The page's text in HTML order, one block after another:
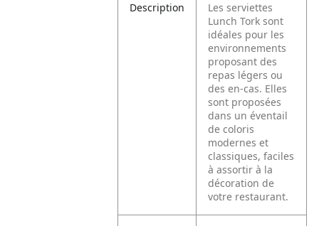
Description
Les serviettes
Lunch Tork sont
idéales pour les
environnements
proposant des
repas légers ou
des en-cas. Elles
sont proposées
dans un éventail
de coloris
modernes et
classiques, faciles
à assortir à la
décoration de
votre restaurant.